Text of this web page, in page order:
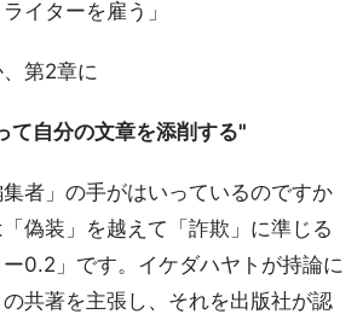
イターを雇う」
第2章に
て自分の文章を添削する"
者」の手がはいっているのですか
偽装」を越えて「詐欺」に準じる
ー0.2」です。イケダハヤトが持論に
共著を主張し、それを出版社が認